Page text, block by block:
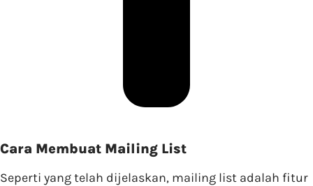
Cara Membuat Mailing List
Seperti yang telah dijelaskan, mailing list adalah fitur